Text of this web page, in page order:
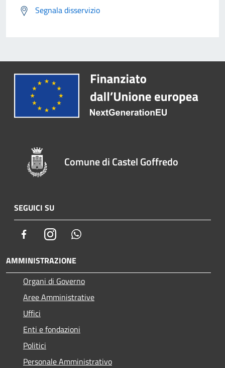
Segnala disservizio
Comune di Castel Goffredo
SEGUICI SU
FacebookInstagram
AMMINISTRAZIONE
Organi di Governo
Aree Amministrative
Uffici
Enti e fondazioni
Politici
Personale Amministrativo